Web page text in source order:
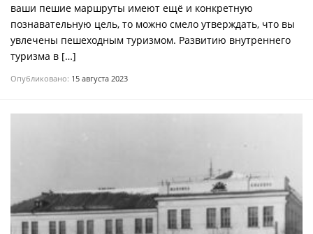
ваши пешие маршруты имеют ещё и конкретную
познавательную цель, то можно смело утверждать, что вы
увлечены пешеходным туризмом. Развитию внутреннего
туризма в […]
Опубликовано: 15 августа 2023